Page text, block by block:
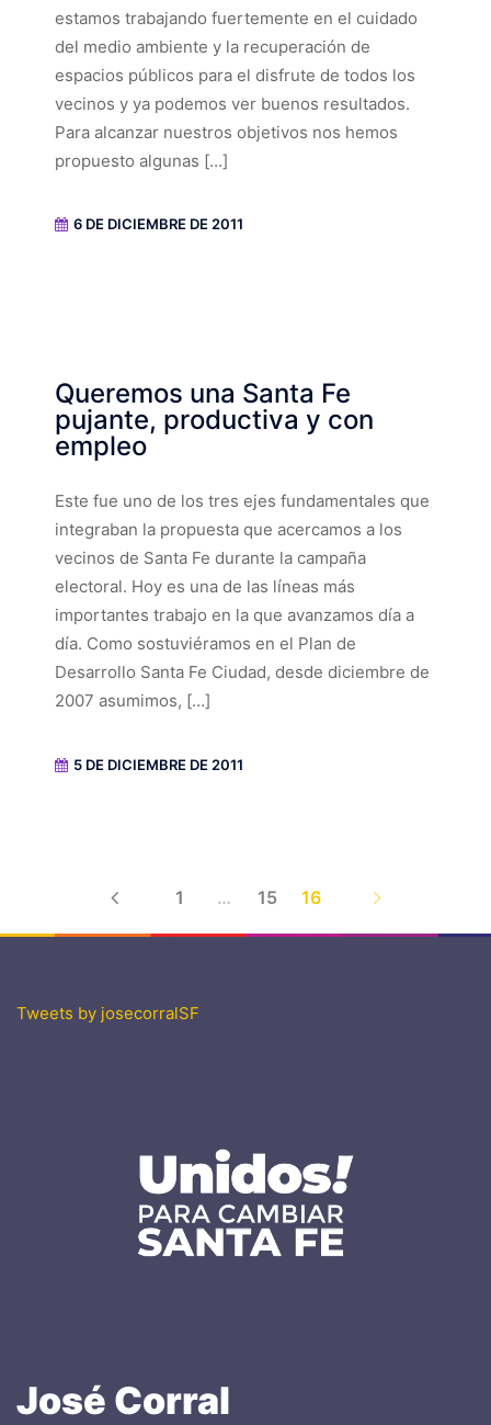
estamos trabajando fuertemente en el cuidado
del medio ambiente y la recuperación de
espacios públicos para el disfrute de todos los
vecinos y ya podemos ver buenos resultados.
Para alcanzar nuestros objetivos nos hemos
propuesto algunas […]
6 DE DICIEMBRE DE 2011
Queremos una Santa Fe
pujante, productiva y con
empleo
Este fue uno de los tres ejes fundamentales que
integraban la propuesta que acercamos a los
vecinos de Santa Fe durante la campaña
electoral. Hoy es una de las líneas más
importantes trabajo en la que avanzamos día a
día. Como sostuviéramos en el Plan de
Desarrollo Santa Fe Ciudad, desde diciembre de
2007 asumimos, […]
5 DE DICIEMBRE DE 2011
PREV 1 … 15 16 NEXT
Tweets by josecorralSF
José Corral